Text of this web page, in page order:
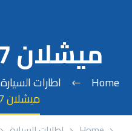
ميشلان 205/55/17
Home اطارات السيارة
ميشلان 205/55/17